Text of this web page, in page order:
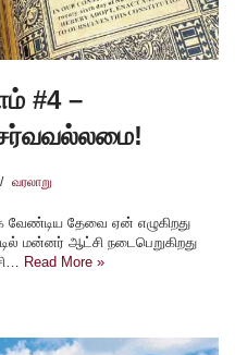
#4 –
வரலாறு
வேண்டிய தேவை ஏன் எழுகிறது
மன்னர் ஆட்சி நடைபெறுகிறது
Read More »